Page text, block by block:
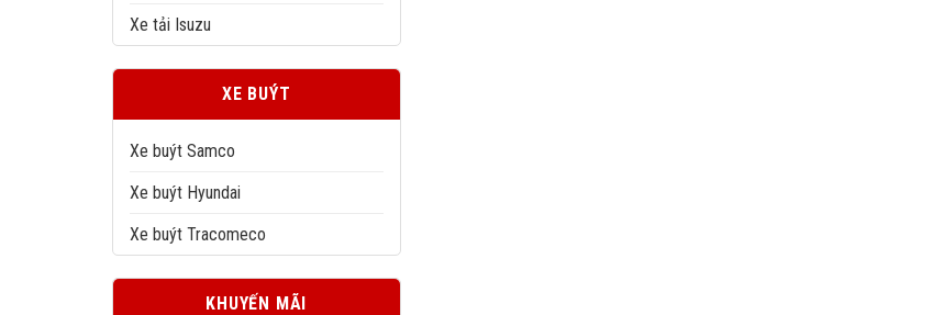
Xe tải Isuzu
XE BUÝT
Xe buýt Samco
Xe buýt Hyundai
Xe buýt Tracomeco
KHUYẾN MÃI